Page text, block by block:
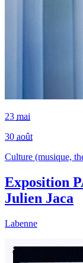
23 mai
30 août
Culture (musique,
Exposition
Julien Jaca
Labenne